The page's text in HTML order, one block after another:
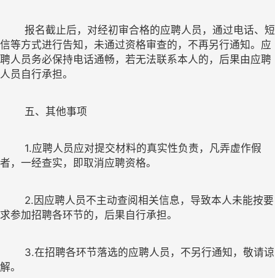
报名截止后，对经初审合格的应聘人员 ，通过电话、短
信等方式进行告知，未通过资格审查的，不再另行通知。 应
聘人员务必保持电话通畅，若无法联系本人的， 后果由应聘
人员自行承担。
1.应聘人员应对提交材料的真实性负责，凡弄虚作假
2. 因 应聘人员不主动查阅相关信息，导致本人未能按要
求参加招聘各环节的，
3.在招聘各环节落选的应聘人员 ，不另行通知，敬请谅
解。